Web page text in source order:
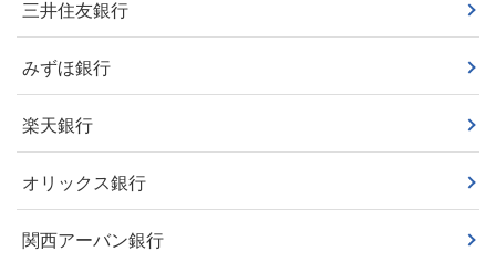
三井住友銀行
みずほ銀行
楽天銀行
オリックス銀行
関西アーバン銀行